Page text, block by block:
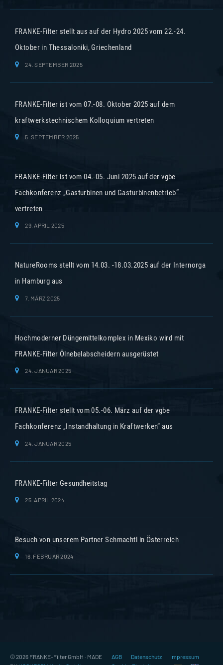
FRANKE-Filter stellt aus auf der Hydro 2025 vom 22.-24.
Oktober in Thessaloniki, Griechenland
24. SEPTEMBER 2025
FRANKE-Filter ist vom 07.-08. Oktober 2025 auf dem
kraftwerkstechnischem Kolloquium vertreten
5. SEPTEMBER 2025
FRANKE-Filter ist vom 04.-05. Juni 2025 auf der vgbe
Fachkonferenz „Gasturbinen und Gasturbinenbetrieb“
vertreten
29. APRIL 2025
NatureRooms stellt vom 14.03. -18.03.2025 auf der Internorga
in Hamburg aus
7. MÄRZ 2025
Hochmoderner Düngemittelkomplex in Mexiko wird mit
FRANKE-Filter Ölnebelabscheidern ausgerüstet
24. JANUAR 2025
FRANKE-Filter stellt vom 05.-06. März auf der vgbe
Fachkonferenz „Instandhaltung in Kraftwerken“ aus
24. JANUAR 2025
FRANKE-Filter Gesundheitstag
25. APRIL 2024
Besuch von unserem Partner Schmachtl in Österreich
16. FEBRUAR 2024
© 2026 FRANKE-Filter GmbH · MADE
AGB Datenschutz
Impressum